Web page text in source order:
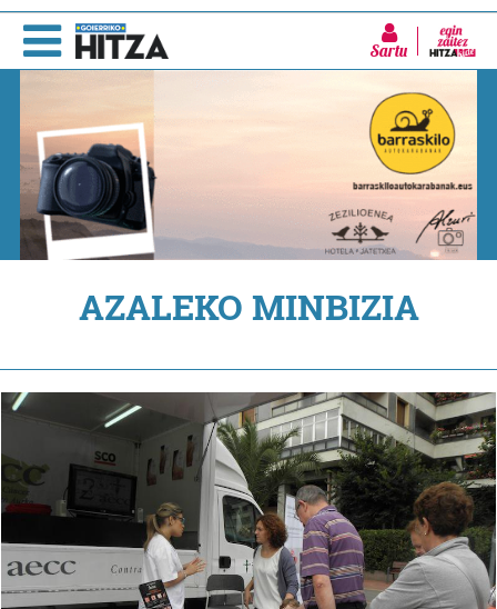
Sartu
AZALEKO MINBIZIA